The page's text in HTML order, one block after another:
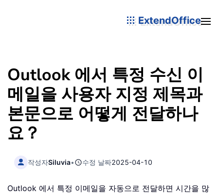
ExtendOffice
Outlook 에서 특정 수신 이
메일을 사용자 지정 제목과
본문으로 어떻게 전달하나
요？
작성자Siluvia• 수정 날짜2025-04-10
Outlook 에서 특정 이메일을 자동으로 전달하면 시간을 많